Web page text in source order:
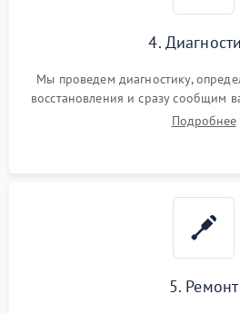
4.
Мы проведем диагностику,
восстановления и сразу сообщим
Подробнее
5. Ремонт